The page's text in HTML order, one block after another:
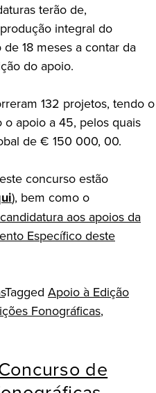
terão de,
integral do
18 meses a contar da
do apoio.
132 projetos, tendo o
apoio a 45, pelos quais
de € 150 000, 00.
concurso estão
), bem como o
aos apoios da
Específico deste
Tagged Apoio à Edição
Fonográficas,
de